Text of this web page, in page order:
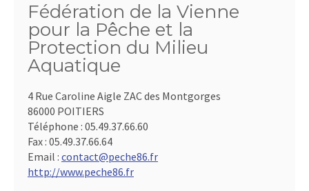
Fédération de la Vienne
pour la Pêche et la
Protection du Milieu
Aquatique
4 Rue Caroline Aigle ZAC des Montgorges
86000 POITIERS
Téléphone : 05.49.37.66.60
Fax : 05.49.37.66.64
Email : contact@peche86.fr
http://www.peche86.fr